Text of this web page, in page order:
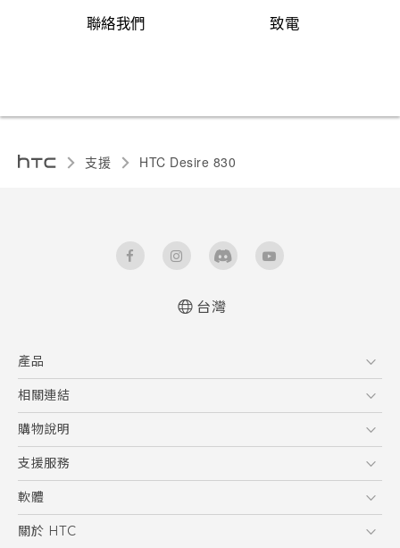
聯絡我們 致電
支援 HTC Desire 830‎
English - User manual
台灣
產品
5G
智慧型手機
配件
相關連結
HTC Research
購物說明
購物須知
訂單管理
付款方式
支援服務
到府收送維修服務
服務中心資訊
軟體
應用程式
關於 HTC